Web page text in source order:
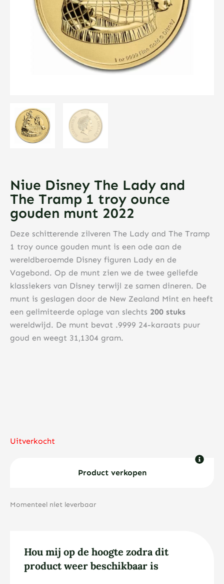
Niue Disney The Lady and
The Tramp 1 troy ounce
gouden munt 2022
Deze schitterende zilveren The Lady and The Tramp
1 troy ounce gouden munt is een ode aan de
wereldberoemde Disney figuren Lady en de
Vagebond. Op de munt zien we de twee geliefde
klassiekers van Disney terwijl ze samen dineren. De
munt is geslagen door de New Zealand Mint en heeft
een gelimiteerde oplage van slechts 200 stuks
wereldwijd. De munt bevat .9999 24-karaats puur
goud en weegt 31,1304 gram.
Uitverkocht
Product verkopen
Momenteel niet leverbaar
Hou mij op de hoogte zodra dit
product weer beschikbaar is